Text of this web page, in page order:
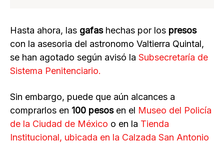
Hasta ahora, las gafas hechas por los presos
con la asesoria del astronomo Valtierra Quintal,
se han agotado según avisó la Subsecretaría de
Sistema Penitenciario.
Sin embargo, puede que aún alcances a
comprarlos en 100 pesosen el Museo del Policía
de la Ciudad de México o en la Tienda
Institucional, ubicada en la Calzada San Antonio